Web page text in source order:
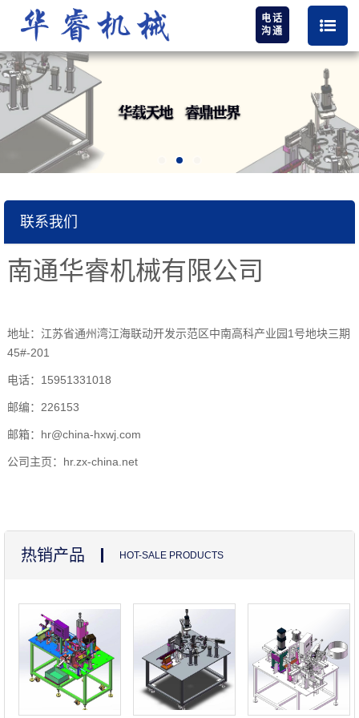
电话
沟通
联系我们
南通华睿机械有限公司
地址：江苏省通州湾江海联动开发示范区中南高科产业园1号地块三期
45#-201
电话：15951331018
邮编：226153
邮箱：hr@china-hxwj.com
公司主页：hr.zx-china.net
热销产品 HOT-SALE PRODUCTS